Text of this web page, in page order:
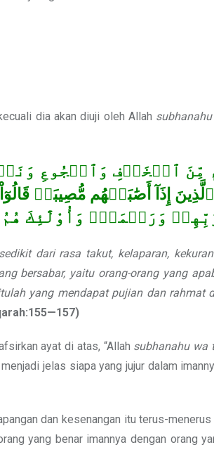
dia akan diuji oleh Allah
مِّنَ ٱلۡخَوۡفِ وَٱلۡجُوعِ
ٱلَّذِينَ إِذَآ أَصَٰبَتۡهُم مُّصِيبَةٞ قَالُوٓاْ
وَرَحۡمَةٞۖ وَأُوْلَٰٓئِكَ
dari rasa takut, kelaparan,
bersabar, yaitu orang-orang yang
yang mendapat pujian dan rahmat
—157)
ayat di atas, “Allah subhanahu wa
jelas siapa yang jujur dalam
dan kesenangan itu terus-
yang benar imannya dengan orang